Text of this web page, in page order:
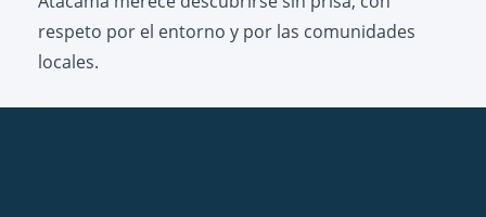
respeto por el entorno y por las comunidades
locales.